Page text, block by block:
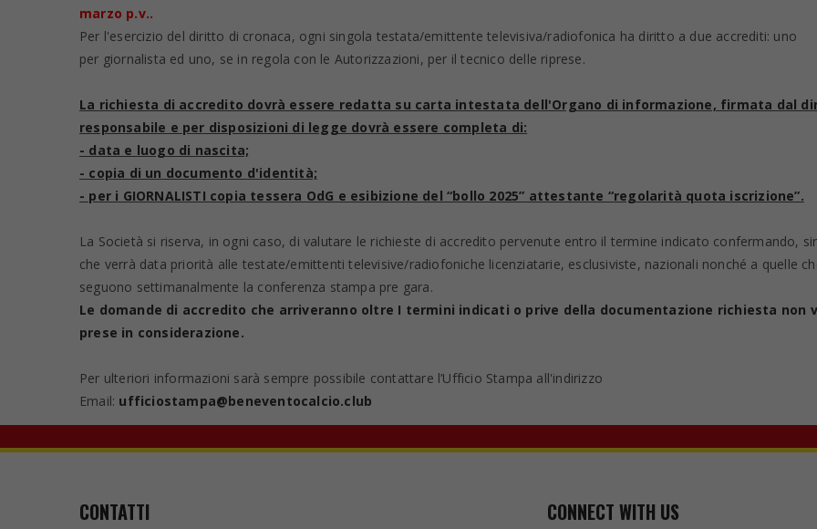
marzo p.v..
Per l'esercizio del diritto di cronaca, ogni singola testata/emittente televisiva/radiofonica ha diritto a due accrediti: uno
per giornalista ed uno, se in regola con le Autorizzazioni, per il tecnico delle riprese.
La richiesta di accredito dovrà essere redatta su carta intestata dell'Organo di informazione, firmata dal
responsabile e per disposizioni di legge dovrà essere completa di:
- data e luogo di nascita;
- copia di un documento d'identità;
- per i GIORNALISTI copia tessera OdG e esibizione del “bollo 2025” attestante “regolarità quota iscrizione”.
La Società si riserva, in ogni caso, di valutare le richieste di accredito pervenute entro il termine indicato confermando,
che verrà data priorità alle testate/emittenti televisive/radiofoniche licenziatarie, esclusiviste, nazionali nonché a quelle
seguono settimanalmente la conferenza stampa pre gara.
Le domande di accredito che arriveranno oltre I termini indicati o prive della documentazione richiesta non
prese in considerazione.
Per ulteriori informazioni sarà sempre possibile contattare l’Ufficio Stampa all'indirizzo
Email: ufficiostampa@beneventocalcio.club
CONTATTI CONNECT WITH US